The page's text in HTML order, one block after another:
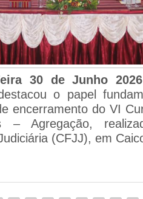
30 de Junho
o papel
encerramento do VI
– Agregação,
(CFJJ), em
AGREGACAO